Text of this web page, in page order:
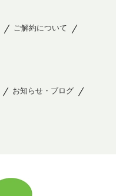
ご解約について
お知らせ・ブログ